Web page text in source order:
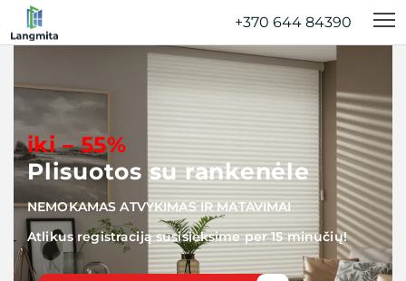
+370 644 84390‬
iki – 55%
Plisuotos su rankenėle
NEMOKAMAS ATVYKIMAS IR MATAVIMAI
Atlikus registraciją susisieksime per 15 minučių!